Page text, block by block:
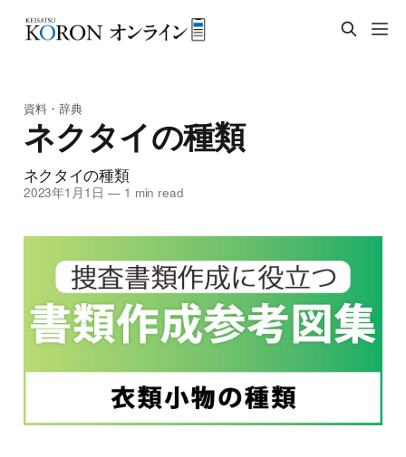
資料・辞典
ネクタイの種類
ネクタイの種類
2023年1月1日 —1 min read